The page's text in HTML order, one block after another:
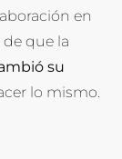
en
de que la
su
lo mismo.